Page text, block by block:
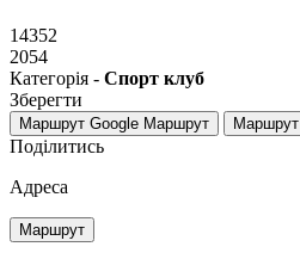
14352
2054
Категорія - Спорт клуб
Зберегти
Маршрут Google Маршрут Маршрут
Поділитись
Адреса
Маршрут